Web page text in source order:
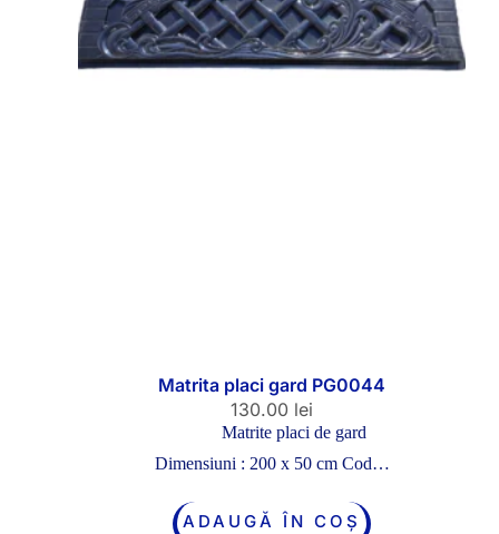
Matrita placi gard PG0044
130.00 lei
Matrite placi de gard
Dimensiuni : 200 x 50 cm Cod…
ADAUGĂ ÎN COȘ